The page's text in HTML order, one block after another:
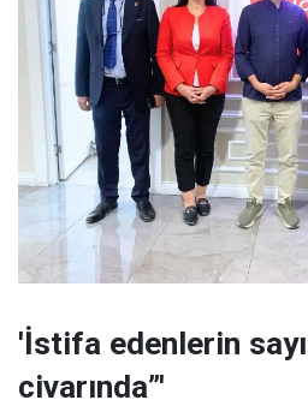
'İstifa edenlerin
civarında”'